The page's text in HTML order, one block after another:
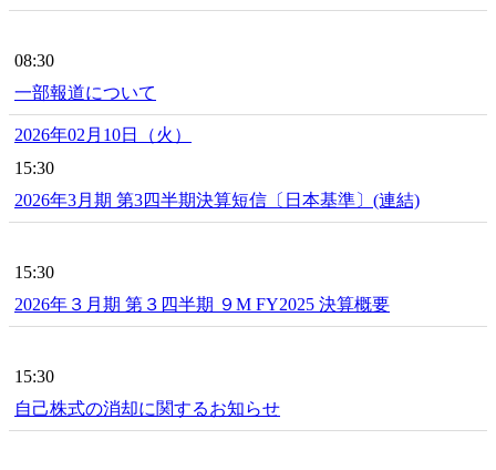
08:30
一部報道について
2026年02月10日（火）
15:30
2026年3月期 第3四半期決算短信〔日本基準〕(連結)
15:30
2026年３月期 第３四半期 ９M FY2025 決算概要
15:30
自己株式の消却に関するお知らせ